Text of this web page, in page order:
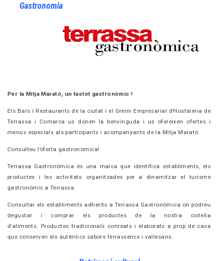
Gastronomia
Per la Mitja Marató, un tastet gastronòmic !
Els Bars i Restaurants de la ciutat i el Gremi Empresarial d’Hostaleria de
Terrassa i Comarca us donen la benvinguda i us ofereixen ofertes i
menús especials alsparticipants i acompanyants de la Mitja Marató.
Consulteu l’oferta gastronòmica!
Terrassa Gastronòmica és una marca que identifica establiments, els
productes i les activitats organitzades per a dinamitzar el turisme
gastronòmic a Terrassa.
Consultar els establiments adherits a Terrassa Gastronòmica on podreu
degustar i comprar els productes de la nostra cistella
d’aliments. Productes tradicionals conreats i elaborats a prop de casa
que conserven els autèntics sabors terrassencs i vallesans.